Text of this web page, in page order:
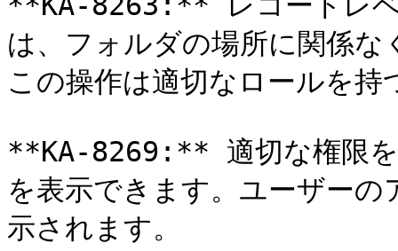
は、フォルダの場所に関係
この操作は適切なロールを
**KA-8269:** 適切な権限を
を表示できます。ユーザー
示されます。